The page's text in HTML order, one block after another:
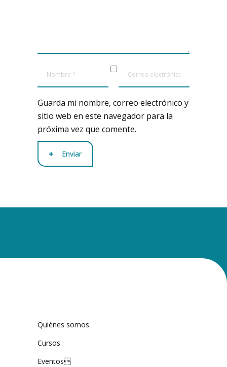
Guarda mi nombre, correo electrónico y
sitio web en este navegador para la
próxima vez que comente.
Enviar
Quiénes somos
Cursos
Eventos